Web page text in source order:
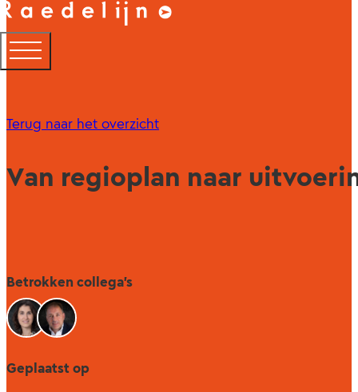
Terug naar het overzicht
Van regioplan naar
Betrokken collega's
Geplaatst op